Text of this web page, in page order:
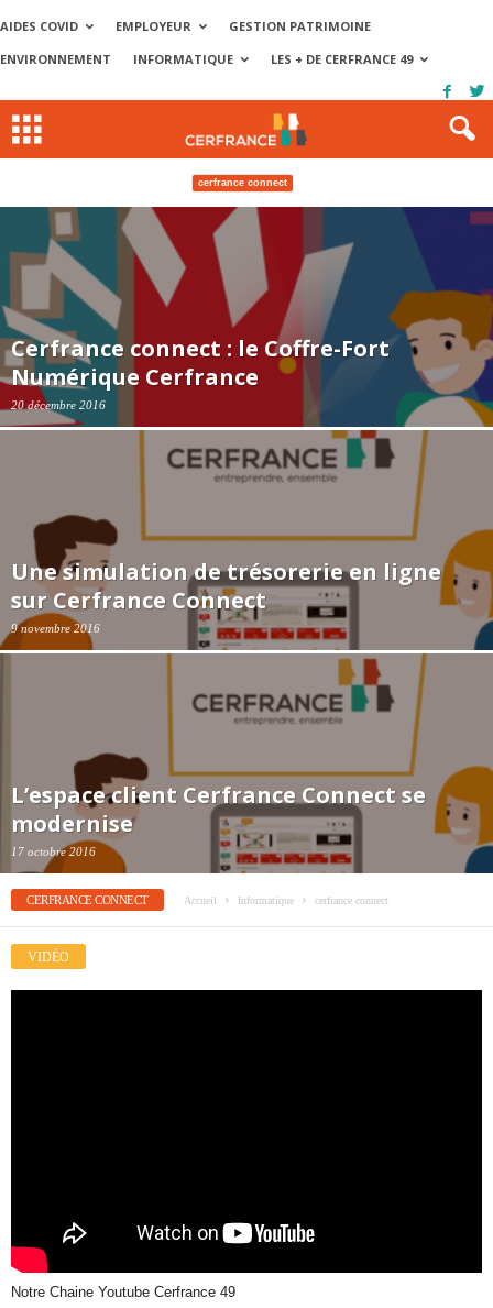
AIDES COVID EMPLOYEUR
GESTION PATRIMOINE
ENVIRONNEMENT
INFORMATIQUE LES + DE CERFRANCE 49
cerfrance connect
Cerfrance connect : le Coffre-Fort
Numérique Cerfrance
20 décembre 2016
Une simulation de trésorerie en ligne
sur Cerfrance Connect
9 novembre 2016
L’espace client Cerfrance Connect se
modernise
17 octobre 2016
CERFRANCE CONNECT Accueil Informatique cerfrance connect
VIDÉO
Notre Chaine Youtube Cerfrance 49